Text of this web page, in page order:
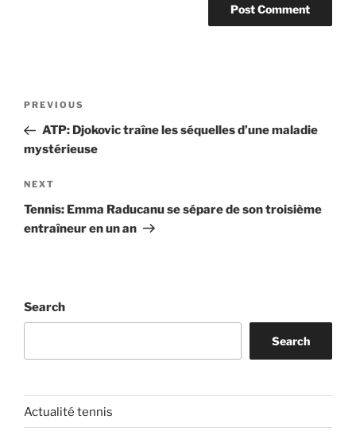
Previous
Post
PREVIOUS
ATP: Djokovic traîne les séquelles d’une maladie
mystérieuse
Next
Post
NEXT
Tennis: Emma Raducanu se sépare de son troisième
entraîneur en un an
Search
Search
Actualité tennis